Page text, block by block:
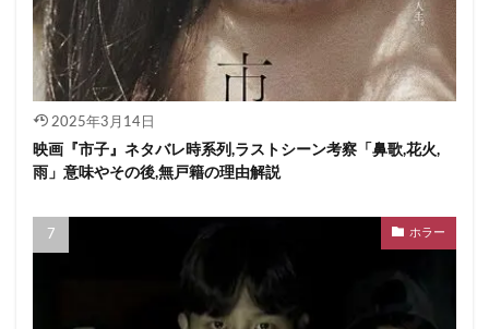
2025年3月14日
映画『市子』ネタバレ時系列,ラストシーン考察「鼻歌,花火,
雨」意味やその後,無戸籍の理由解説
ホラー